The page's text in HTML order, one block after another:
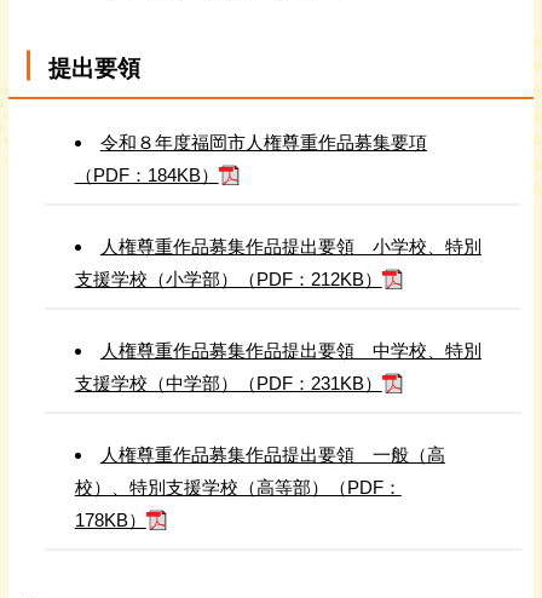
提出要領
令和８年度福岡市人権尊重作品募集要項
（PDF：184KB）
人権尊重作品募集作品提出要領 小学校、特別
支援学校（小学部）（PDF：212KB）
人権尊重作品募集作品提出要領 中学校、特別
支援学校（中学部）（PDF：231KB）
人権尊重作品募集作品提出要領 一般（高
校）、特別支援学校（高等部）（PDF：
178KB）